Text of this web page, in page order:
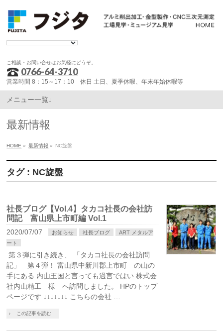
ご相談・お問い合せはお気軽にどうぞ。
0766-64-3710
営業時間 8：15～17：10 休日 土日、夏季休暇、年末年始休暇等
メニュー一覧↓
最新情報
HOME » 最新情報 » NC旋盤
タグ : NC旋盤
社長ブログ【Vol.4】タカコ社長の会社訪
問記 富山県上市町編 Vol.1
2020/07/07 お知らせ 社長ブログ
ART メタルア
ート
第３弾に引き続き、 「タカコ社長の会社訪問
記」 第４弾！ 富山県中新川郡上市町 の山の
手にある 内山王国と言っても過言ではい 株式会
社内山精工 様 へ訪問しました。 HPのトップ
ページです ↓↓↓↓↓↓↓ こちらの会社 …
この記事を読む